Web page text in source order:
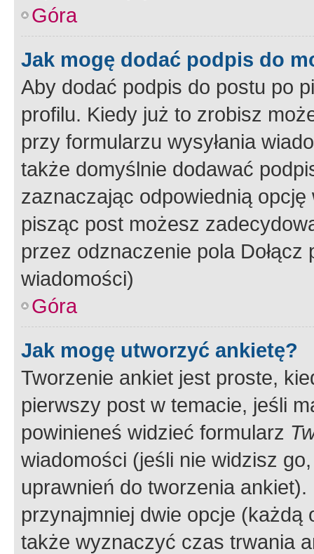
Góra
Jak mogę dodać podpis do
Aby dodać podpis do postu po
profilu. Kiedy już to zrobisz
przy formularzu wysyłania
także domyślnie dodawać
zaznaczając odpowiednią
pisząc post możesz
przez odznaczenie pola
wiadomości)
Góra
Jak mogę utworzyć ankietę?
Tworzenie ankiet jest proste,
pierwszy post w temacie, jeśli
powinieneś widzieć formularz
wiadomości (jeśli nie widzisz
uprawnień do tworzenia
przynajmniej dwie opcje
także wyznaczyć czas trwania